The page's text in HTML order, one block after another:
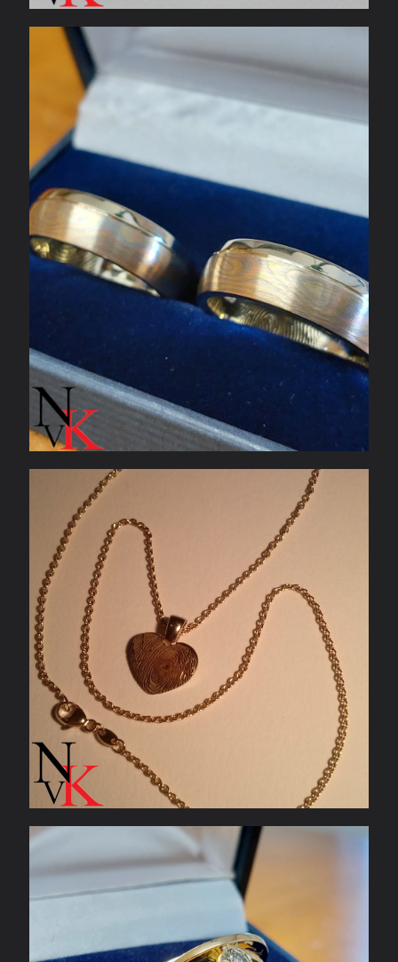
Geelgouden mokume trouwringen met
vingerafdruk
Hanger met vingerafdruk
Ring van oud goud met diamant